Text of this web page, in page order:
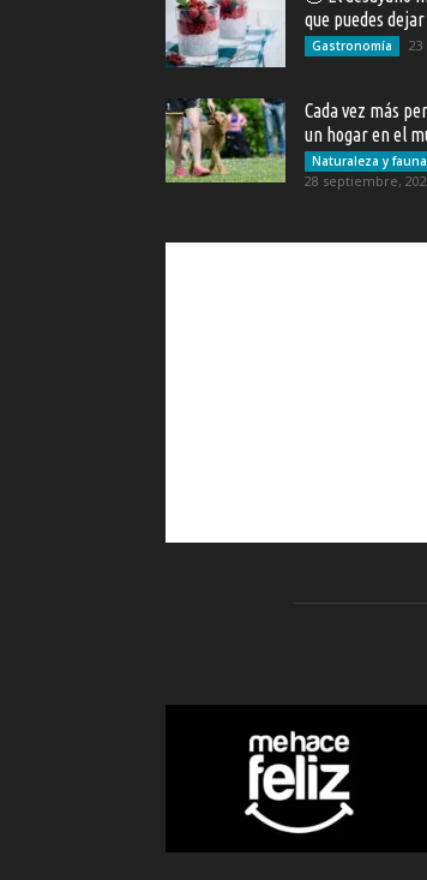
que puedes
Gastronomía
Cada vez más
un hogar en el
Naturaleza y fauna
28 septiembre,